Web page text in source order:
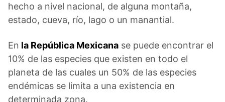
hecho a nivel nacional, de alguna montaña,
estado, cueva, río, lago o un manantial.
En la República Mexicana se puede encontrar el
10% de las especies que existen en todo el
planeta de las cuales un 50% de las especies
endémicas se limita a una existencia en
determinada zona.